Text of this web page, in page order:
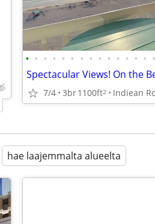
• • • • • • • • • • • • • • •
Spectacular Views! On the
7/4 3br1100ft2 Indiean
hae laajemmalta alueelta